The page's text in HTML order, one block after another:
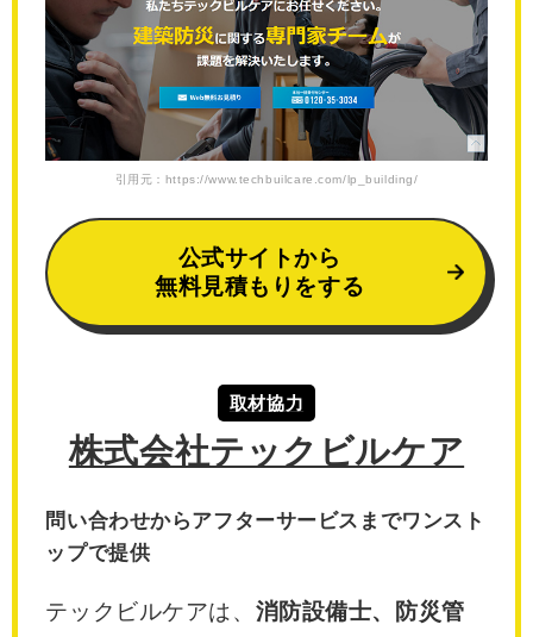
引用元：https://www.techbuilcare.com/lp_building/
公式サイトから
無料見積もりをする
取材協力
株式会社テックビルケア
問い合わせからアフターサービスまでワンスト
ップで提供
テックビルケアは、 消防設備士、防災管